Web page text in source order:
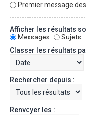
Premier message
Afficher les résultats
Messages
Sujets
Classer les résultats
Rechercher depuis :
Renvoyer les :